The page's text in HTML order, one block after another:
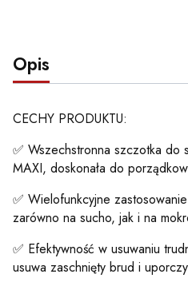
Opis
CECHY PRODUKTU:
✅ Wszechstronna szczotka do
MAXI, doskonała do
✅ Wielofunkcyjne
zarówno na sucho, jak i na
✅ Efektywność w usuwaniu
usuwa zaschnięty brud i